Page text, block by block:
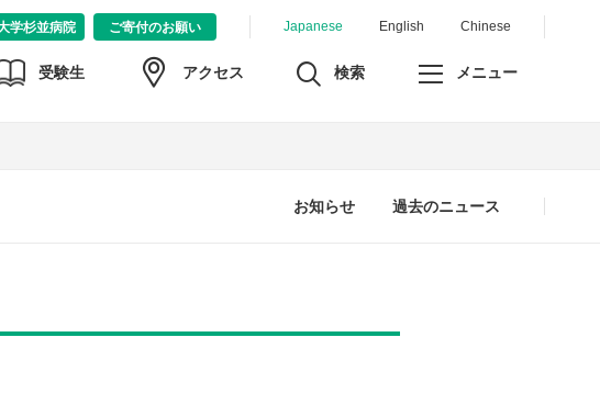
Japanese English Chinese
学杉並病院 ご寄付のお願い
受験生 アクセス 検索 メニュー
お知らせ 過去のニュース